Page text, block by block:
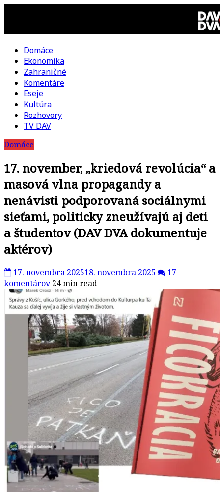
DAV
DVA
kultúrno-
politická
revue
Domáce
Ekonomika
Zahraničné
Komentáre
Eseje
Kultúra
Rozhovory
TV DAV
Domáce
17. november, „kriedová revolúcia“ a
masová vlna propagandy a
nenávisti podporovaná sociálnymi
sieťami, politicky zneužívajú aj deti
a študentov (DAV DVA dokumentuje
aktérov)
17. novembra 202518. novembra 2025
17
komentárov 24 min read